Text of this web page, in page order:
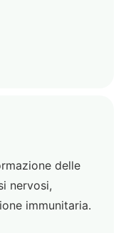
delle
nervosi,
immunitaria.